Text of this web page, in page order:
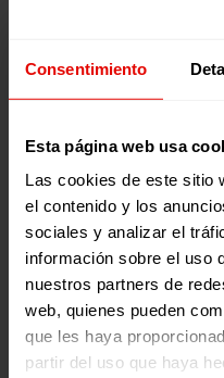
Consentimiento
Esta página web usa
Las cookies de este sitio
el contenido y los
sociales y analizar el
información sobre el uso
nuestros partners de
web, quienes pueden
que les haya
partir del uso que haya
Se es
euros e ata o 40% para o
Exemplo
80%
40%